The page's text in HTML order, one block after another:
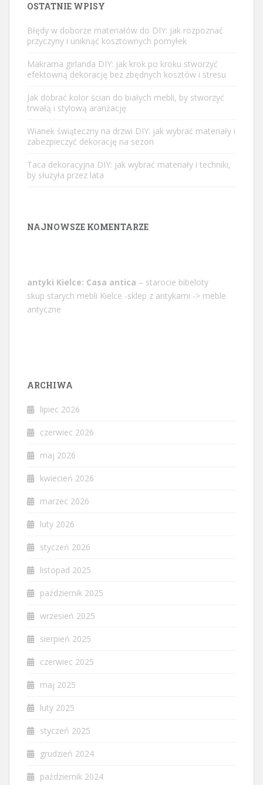
OSTATNIE WPISY
Błędy w doborze materiałów do DIY: jak rozpoznać
przyczyny i uniknąć kosztownych pomyłek
Makrama girlanda DIY: jak krok po kroku stworzyć
efektowną dekorację bez zbędnych kosztów i stresu
Jak dobrać kolor ścian do białych mebli, by stworzyć
trwałą i stylową aranżację
Wianek świąteczny na drzwi DIY: jak wybrać materiały i
zabezpieczyć dekorację na sezon
Taca dekoracyjna DIY: jak wybrać materiały i techniki,
by służyła przez lata
NAJNOWSZE KOMENTARZE
antyki Kielce: Casa antica – starocie bibeloty
skup starych mebli Kielce -sklep z antykami -> meble
antyczne
ARCHIWA
lipiec 2026
czerwiec 2026
maj 2026
kwiecień 2026
marzec 2026
luty 2026
styczeń 2026
listopad 2025
październik 2025
wrzesień 2025
sierpień 2025
czerwiec 2025
maj 2025
luty 2025
styczeń 2025
grudzień 2024
październik 2024